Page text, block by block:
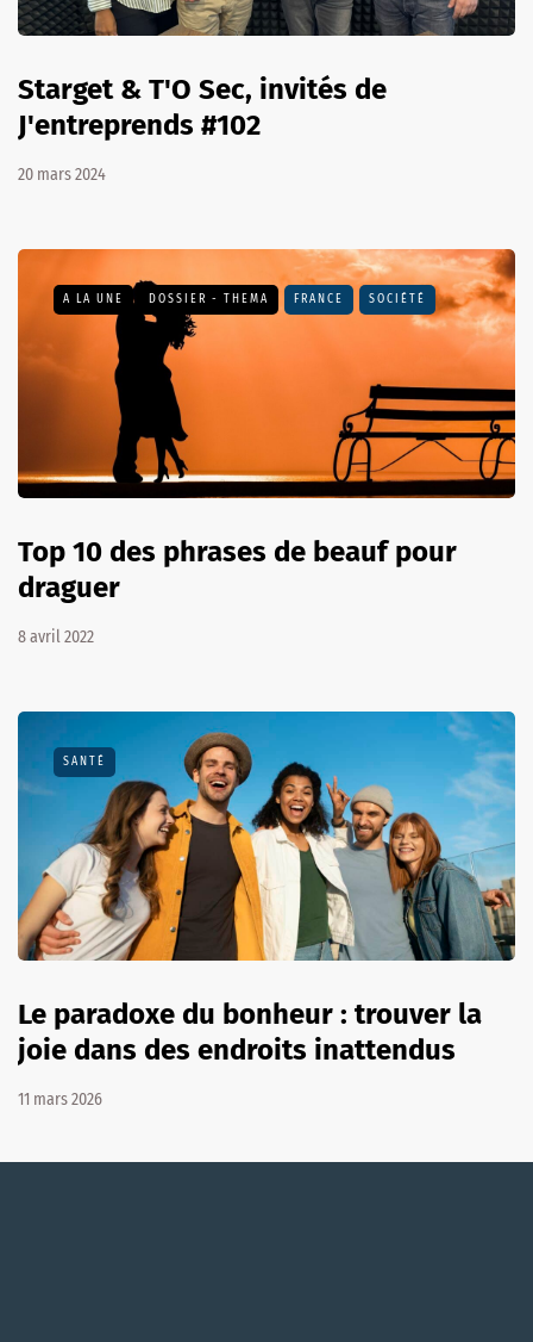
Starget & T'O Sec, invités de
J'entreprends #102
20 mars 2024
A LA UNE DOSSIER - THEMA FRANCE SOCIÉTÉ
Top 10 des phrases de beauf pour
draguer
8 avril 2022
SANTÉ
Le paradoxe du bonheur : trouver la
joie dans des endroits inattendus
11 mars 2026